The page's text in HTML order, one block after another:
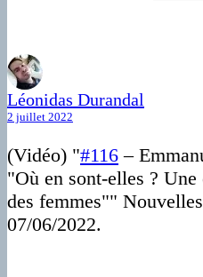
Léonidas Durandal
2 juillet 2022
(Vidéo) "#116 –
"Où en sont-elles ?
des femmes""
07/06/2022.